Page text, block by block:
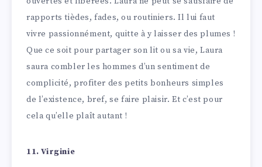
rapports tièdes, fades, ou routiniers. Il lui faut
vivre passionnément, quitte à y laisser des plumes !
Que ce soit pour partager son lit ou sa vie, Laura
saura combler les hommes d’un sentiment de
complicité, profiter des petits bonheurs simples
de l’existence, bref, se faire plaisir. Et c’est pour
cela qu’elle plaît autant !
11. Virginie